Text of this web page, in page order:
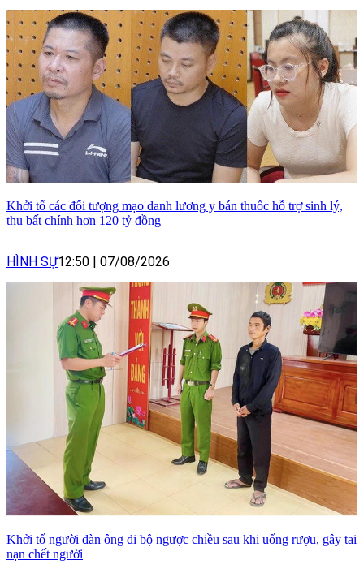
Khởi tố các đối tượng mạo danh lương y bán thuốc hỗ trợ sinh lý,
thu bất chính hơn 120 tỷ đồng
HÌNH SỰ12:50 | 07/08/2026
Khởi tố người đàn ông đi bộ ngược chiều sau khi uống rượu, gây tai
nạn chết người